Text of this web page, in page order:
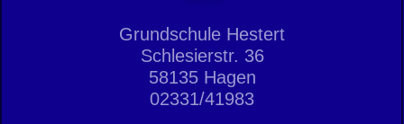
Grundschule Hestert
Schlesierstr. 36
58135 Hagen
02331/41983